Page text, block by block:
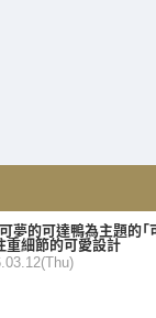
夢的可達鴨為主題的「
重細節的可愛設計